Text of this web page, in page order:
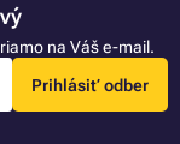
na Váš e-mail.
Prihlásiť odber